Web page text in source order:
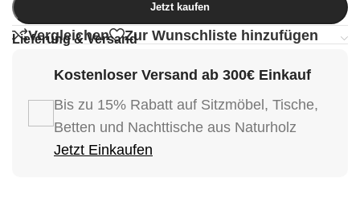
Jetzt kaufen
Vergleichen Zur Wunschliste hinzufügen
Lieferung & Versand
Kostenloser Versand ab 300€ Einkauf
Bis zu 15% Rabatt auf Sitzmöbel, Tische,
Betten und Nachttische aus Naturholz
Jetzt Einkaufen